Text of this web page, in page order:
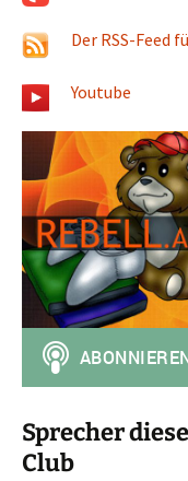
Der RSS-Feed
Youtube
Sprecher
Club